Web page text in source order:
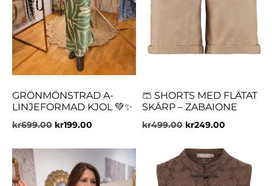
GRÖNMÖNSTRAD A-
LINJEFORMAD KJOL 💚✨
kr699.00 kr199.00
🩳 SHORTS MED FLÄTAT
SKÄRP – ZABAIONE
kr499.00 kr249.00